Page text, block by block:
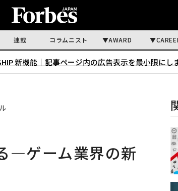
連載 コラムニスト AWARD
新機能｜ 記事ページ内の広告表示を最小限にし
—ゲーム業界の新